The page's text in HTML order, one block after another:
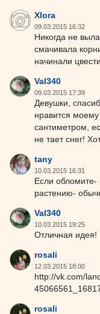
Xlora
09.03.2015 16:32
Никогда не
смачивала
начинали
Val340
09.03.2015 17:39
Девушки,
нравится
сантиметром,
не тает снег!
tany
10.03.2015 16:31
Если обломите-
растению-
Val340
10.03.2015 19:25
Отличная идея!
rosali
12.03.2015 18:00
http://vk.com/
rosali